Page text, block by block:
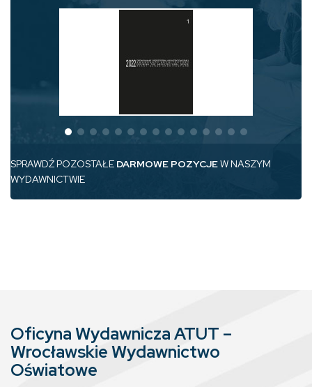
SPRAWDŹ POZOSTAŁE DARMOWE POZYCJEW NASZYM
WYDAWNICTWIE
Oficyna Wydawnicza ATUT –
Wrocławskie Wydawnictwo
Oświatowe